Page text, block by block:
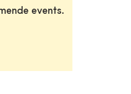
events.